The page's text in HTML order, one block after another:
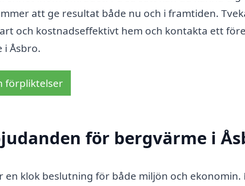
att ge resultat både nu och i framtiden.
och kostnadseffektivt hem och kontakta ett
i Åsbro.
förpliktelser
för bergvärme i
klok beslutning för både miljön och ekonomin.